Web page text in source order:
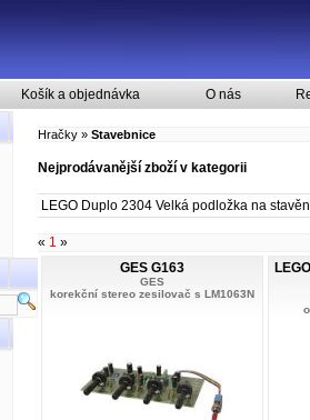
Košík a objednávka O nás
Hračky » Stavebnice
Nejprodávanější zboží v kategorii
LEGO Duplo 2304 Velká podložka na
« 1 »
GES G163
GES
korekční stereo zesilovač s LM1063N